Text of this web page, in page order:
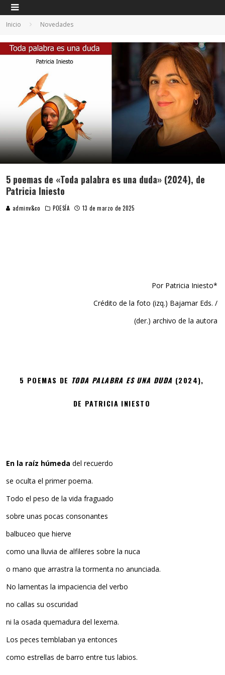
Inicio Novedades
5 poemas de «Toda palabra es una duda» (2024), de
Patricia Iniesto
adminv&co POESÍA 13 de marzo de 2025
Por Patricia Iniesto*
Crédito de la foto (izq.) Bajamar Eds. /
(der.) archivo de la autora
5 POEMAS DE TODA PALABRA ES UNA DUDA (2024),
DE PATRICIA INIESTO
En la raíz húmeda del recuerdo
se oculta el primer poema.
Todo el peso de la vida fraguado
sobre unas pocas consonantes
balbuceo que hierve
como una lluvia de alfileres sobre la nuca
o mano que arrastra la tormenta no anunciada.
No lamentas la impaciencia del verbo
no callas su oscuridad
ni la osada quemadura del lexema.
Los peces temblaban ya entonces
como estrellas de barro entre tus labios.